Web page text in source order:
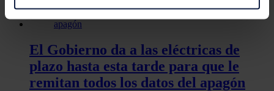
Recopilar información sobre su ubicación
geográfica que puede tener una precisión de varios
Identificar su dispositivo analizándolo activamente
para buscar características específicas (huellas
digitales)
El Gobierno da a las eléctricas de
plazo hasta esta tarde para que le
remitan todos los datos del apagón